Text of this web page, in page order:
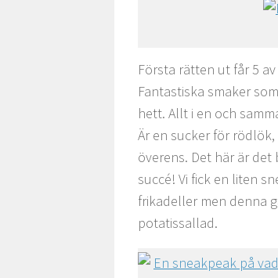
Första rätten ut får 5
Fantastiska smaker
hett. Allt i en och
Är en sucker för
överens. Det här är
succé! Vi fick en liten
frikadeller men denna
potatissallad.